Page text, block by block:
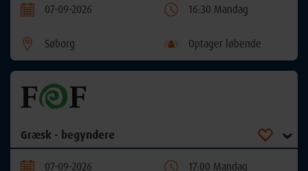
07-09-2026 16:30 Mandag
Søborg Optager løbende
Græsk - begyndere
07-09-2026 17:00 Mandag